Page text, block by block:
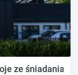
ze śniadaniami